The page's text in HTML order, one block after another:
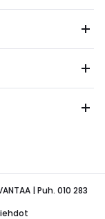
| Puh. 010 283